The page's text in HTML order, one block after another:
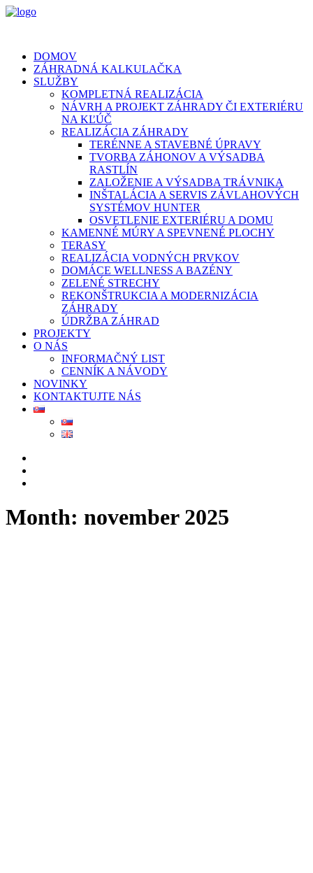
DOMOV
ZÁHRADNÁ KALKULAČKA
SLUŽBY
KOMPLETNÁ REALIZÁCIA
NÁVRH A PROJEKT ZÁHRADY ČI EXTERIÉRU
NA KĽÚČ
REALIZÁCIA ZÁHRADY
TERÉNNE A STAVEBNÉ ÚPRAVY
TVORBA ZÁHONOV A VÝSADBA
RASTLÍN
ZALOŽENIE A VÝSADBA TRÁVNIKA
INŠTALÁCIA A SERVIS ZÁVLAHOVÝCH
SYSTÉMOV HUNTER
OSVETLENIE EXTERIÉRU A DOMU
KAMENNÉ MÚRY A SPEVNENÉ PLOCHY
TERASY
REALIZÁCIA VODNÝCH PRVKOV
DOMÁCE WELLNESS A BAZÉNY
ZELENÉ STRECHY
REKONŠTRUKCIA A MODERNIZÁCIA
ZÁHRADY
ÚDRŽBA ZÁHRAD
PROJEKTY
O NÁS
INFORMAČNÝ LIST
CENNÍK A NÁVODY
NOVINKY
KONTAKTUJTE NÁS
Month: november 2025